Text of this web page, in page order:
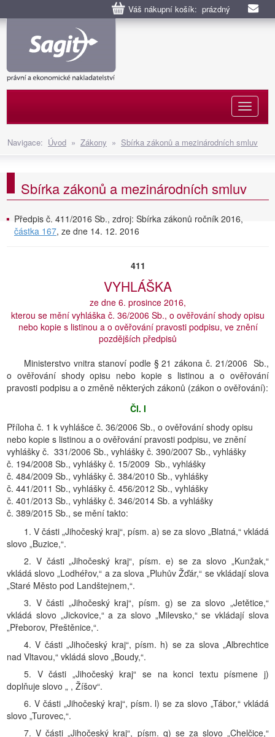
Váš nákupní košík: prázdný
Navigace: Úvod » Zákony » Sbírka zákonů a mezinárodních smluv
Sbírka zákonů a mezinárodních smluv
Předpis č. 411/2016 Sb., zdroj: Sbírka zákonů ročník 2016,
částka 167, ze dne 14. 12. 2016
411
VYHLÁŠKA
ze dne 6. prosince 2016,
kterou se mění vyhláška č. 36/2006 Sb., o ověřování shody opisu
nebo kopie s listinou a o ověřování pravosti podpisu, ve znění
pozdějších předpisů
Ministerstvo vnitra stanoví podle § 21 zákona č. 21/2006 Sb.,
o ověřování shody opisu nebo kopie s listinou a o ověřování
pravosti podpisu a o změně některých zákonů (zákon o ověřování):
Čl. I
Příloha č. 1 k vyhlášce č. 36/2006 Sb., o ověřování shody opisu
nebo kopie s listinou a o ověřování pravosti podpisu, ve znění
vyhlášky č. 331/2006 Sb., vyhlášky č. 390/2007 Sb., vyhlášky
č. 194/2008 Sb., vyhlášky č. 15/2009 Sb., vyhlášky
č. 484/2009 Sb., vyhlášky č. 384/2010 Sb., vyhlášky
č. 441/2011 Sb., vyhlášky č. 456/2012 Sb., vyhlášky
č. 401/2013 Sb., vyhlášky č. 346/2014 Sb. a vyhlášky
č. 389/2015 Sb., se mění takto:
1. V části „Jihočeský kraj“, písm. a) se za slovo „Blatná,“ vkládá
slovo „Buzice,“.
2. V části „Jihočeský kraj“, písm. e) se za slovo „Kunžak,“
vkládá slovo „Lodhéřov,“ a za slova „Pluhův Žďár,“ se vkládají slova
„Staré Město pod Landštejnem,“.
3. V části „Jihočeský kraj“, písm. g) se za slovo „Jetětice,“
vkládá slovo „Jickovice,“ a za slovo „Milevsko,“ se vkládají slova
„Přeborov, Přeštěnice,“.
4. V části „Jihočeský kraj“, písm. h) se za slova „Albrechtice
nad Vltavou,“ vkládá slovo „Boudy,“.
5. V části „Jihočeský kraj“ se na konci textu písmene j)
doplňuje slovo „ , Žíšov“.
6. V části „Jihočeský kraj“, písm. l) se za slovo „Tábor,“ vkládá
slovo „Turovec,“.
7. V části „Jihočeský kraj“, písm. q) se za slovo „Chelčice,“